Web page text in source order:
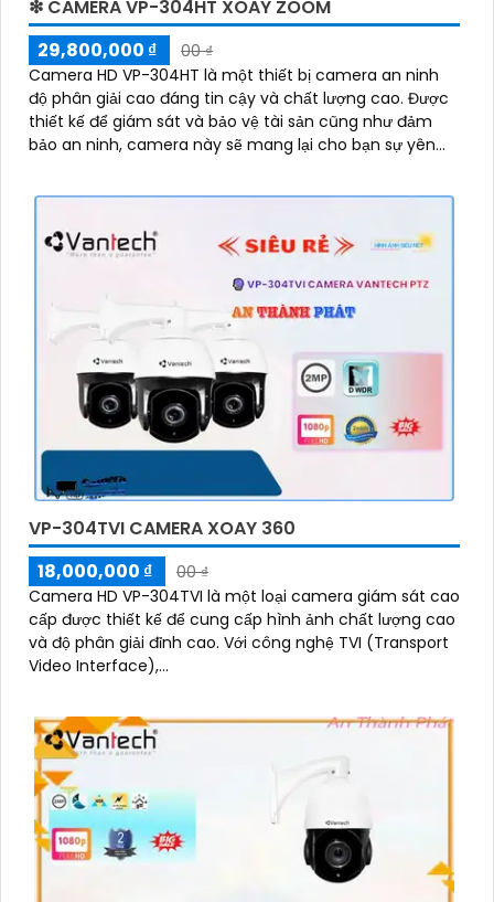
❇ CAMERA VP-304HT XOAY ZOOM
29,800,000 ₫
00 ₫
Camera HD VP-304HT là một thiết bị camera an ninh
độ phân giải cao đáng tin cậy và chất lượng cao. Được
thiết kế để giám sát và bảo vệ tài sản cũng như đảm
bảo an ninh, camera này sẽ mang lại cho bạn sự yên
VP-304TVI CAMERA XOAY 360
18,000,000 ₫
00 ₫
Camera HD VP-304TVI là một loại camera giám sát cao
cấp được thiết kế để cung cấp hình ảnh chất lượng cao
và độ phân giải đỉnh cao. Với công nghệ TVI (Transport
Video Interface),...